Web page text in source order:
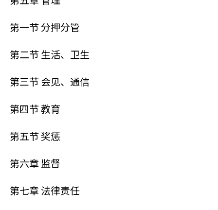
第一节 分押分管
第二节 生活、卫生
第三节 会见、通信
第四节 教育
第五节 奖惩
第六章 监督
第七章 法律责任